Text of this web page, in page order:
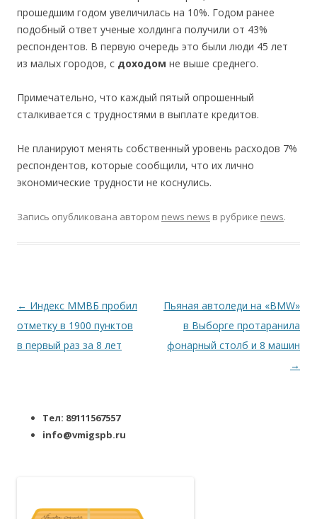
прошедшим годом увеличилась на 10%. Годом ранее
подобный ответ ученые холдинга получили от 43%
респондентов. В первую очередь это были люди 45 лет
из малых городов, с доходом не выше среднего.
Примечательно, что каждый пятый опрошенный
сталкивается с трудностями в выплате кредитов.
Не планируют менять собственный уровень расходов 7%
респондентов, которые сообщили, что их лично
экономические трудности не коснулись.
Запись опубликована автором news news в рубрике news.
Навигация по записям
← Индекс ММВБ пробил
отметку в 1900 пунктов
в первый раз за 8 лет
Пьяная автоледи на «BMW»
в Выборге протаранила
фонарный столб и 8 машин
→
Тел: 89111567557
info@vmigspb.ru